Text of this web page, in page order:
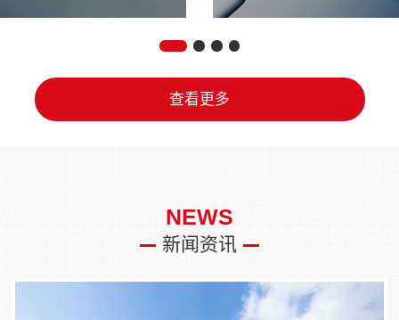
查看更多
NEWS
新闻资讯